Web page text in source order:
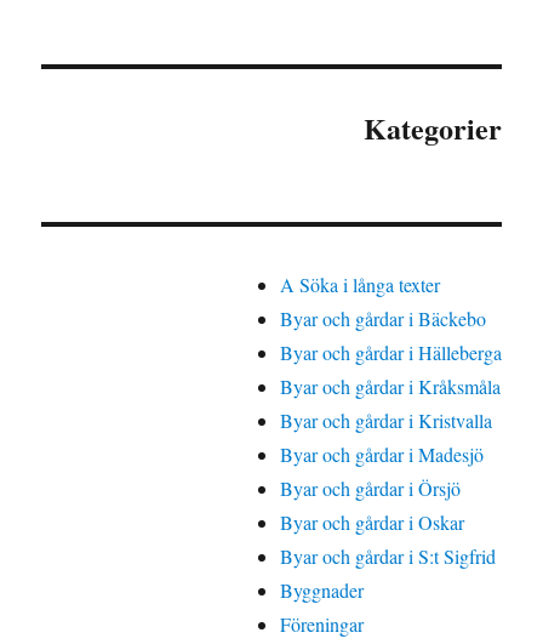
Kategorier
A Söka i långa texter
Byar och gårdar i Bäckebo
Byar och gårdar i Hälleberga
Byar och gårdar i Kråksmåla
Byar och gårdar i Kristvalla
Byar och gårdar i Madesjö
Byar och gårdar i Örsjö
Byar och gårdar i Oskar
Byar och gårdar i S:t Sigfrid
Byggnader
Föreningar